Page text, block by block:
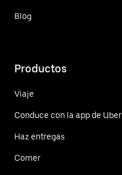
Blog
Productos
Viaje
Conduce con la app de Uber
Haz entregas
Comer